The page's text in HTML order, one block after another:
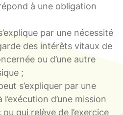
à une obligation
par une nécessité
des intérêts vitaux de
ou d’une autre
;
s’expliquer par une
d’une mission
qui relève de l’exercice